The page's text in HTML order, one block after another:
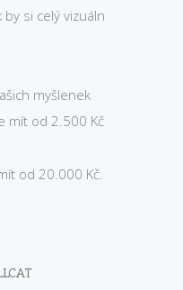
si celý vizuáln
myšlenek
mít od 2.500 Kč
od 20.000 Kč.